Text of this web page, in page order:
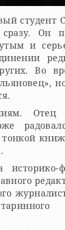
сразу. Он
и
Во
его,
тонкой
и